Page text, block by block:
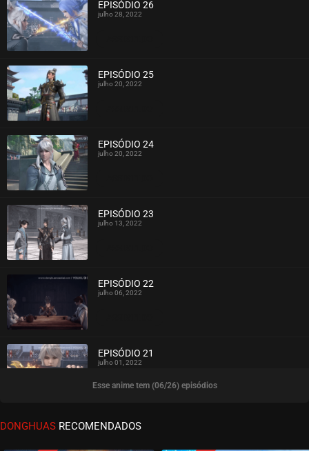
EPISÓDIO 26
julho 28, 2022
EPISÓDIO 25
julho 20, 2022
EPISÓDIO 24
julho 20, 2022
EPISÓDIO 23
julho 13, 2022
EPISÓDIO 22
julho 06, 2022
ASSISTIDO
EPISÓDIO 21
julho 01, 2022
EPISÓDIO 20
Esse anime tem (06/26) episódios
DONGHUAS RECOMENDADOS